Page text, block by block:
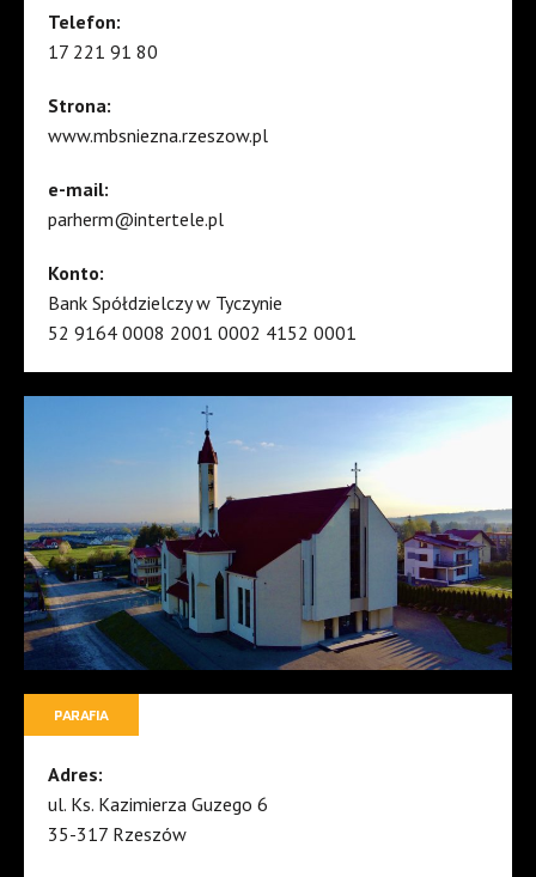
Telefon:
17 221 91 80
Strona:
www.mbsniezna.rzeszow.pl
e-mail:
parherm@intertele.pl
Konto:
Bank Spółdzielczy w Tyczynie
52 9164 0008 2001 0002 4152 0001
PARAFIA
Adres:
ul. Ks. Kazimierza Guzego 6
35-317 Rzeszów